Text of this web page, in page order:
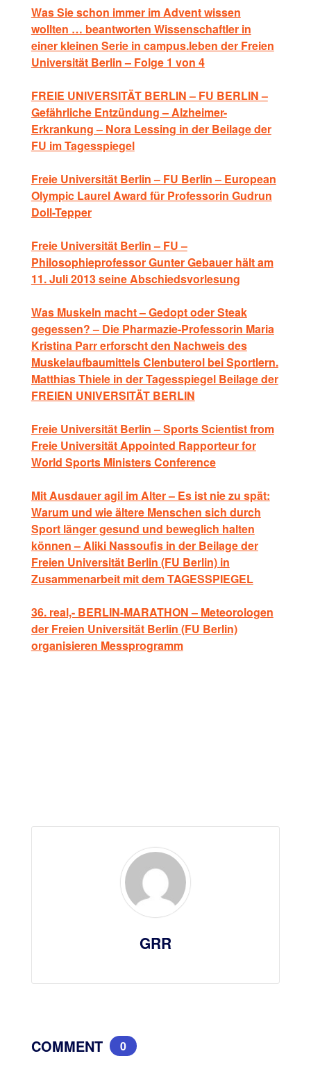
Was Sie schon immer im Advent wissen
wollten … beantworten Wissenschaftler in
einer kleinen Serie in campus.leben der Freien
Universität Berlin – Folge 1 von 4
FREIE UNIVERSITÄT BERLIN – FU BERLIN –
Gefährliche Entzündung – Alzheimer-
Erkrankung – Nora Lessing in der Beilage der
FU im Tagesspiegel
Freie Universität Berlin – FU Berlin – European
Olympic Laurel Award für Professorin Gudrun
Doll-Tepper
Freie Universität Berlin – FU –
Philosophieprofessor Gunter Gebauer hält am
11. Juli 2013 seine Abschiedsvorlesung
Was Muskeln macht – Gedopt oder Steak
gegessen? – Die Pharmazie-Professorin Maria
Kristina Parr erforscht den Nachweis des
Muskelaufbaumittels Clenbuterol bei Sportlern.
Matthias Thiele in der Tagesspiegel Beilage der
FREIEN UNIVERSITÄT BERLIN
Freie Universität Berlin – Sports Scientist from
Freie Universität Appointed Rapporteur for
World Sports Ministers Conference
Mit Ausdauer agil im Alter – Es ist nie zu spät:
Warum und wie ältere Menschen sich durch
Sport länger gesund und beweglich halten
können – Aliki Nassoufis in der Beilage der
Freien Universität Berlin (FU Berlin) in
Zusammenarbeit mit dem TAGESSPIEGEL
36. real,- BERLIN-MARATHON – Meteorologen
der Freien Universität Berlin (FU Berlin)
organisieren Messprogramm
GRR
COMMENT 0